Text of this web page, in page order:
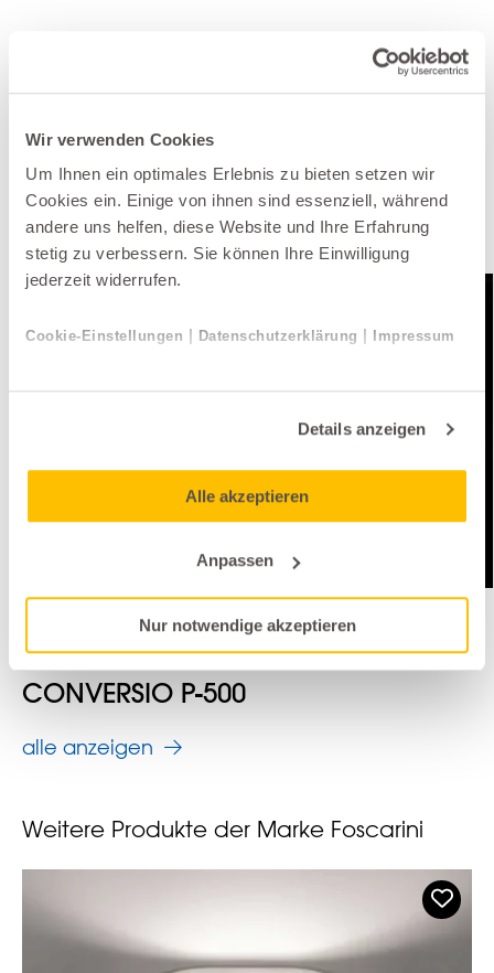
Wir verwenden Cookies
Um Ihnen ein optimales Erlebnis zu bieten setzen wir
Cookies ein. Einige von ihnen sind essenziell, während
andere uns helfen, diese Website und Ihre Erfahrung
stetig zu verbessern. Sie können Ihre Einwilligung
jederzeit widerrufen.
Cookie-Einstellungen | Datenschutzerklärung | Impressum
Details anzeigen
Alle akzeptieren
Anpassen
Nur notwendige akzeptieren
Produkt jetzt teilen
Weitere Produkte der Kategorie Leuchten
alle anzeigen
Illuminartis
CONVERSIO P-500
Weitere Produkte der Marke Foscarini